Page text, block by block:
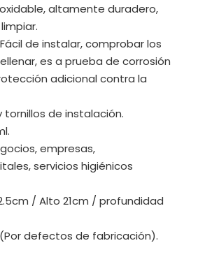
altamente duradero,
.
Fácil de instalar, comprobar los
es a prueba de corrosión
adicional contra la
tornillos de instalación.
empresas,
servicios higiénicos
/ Alto 21cm / profundidad
defectos de fabricación).